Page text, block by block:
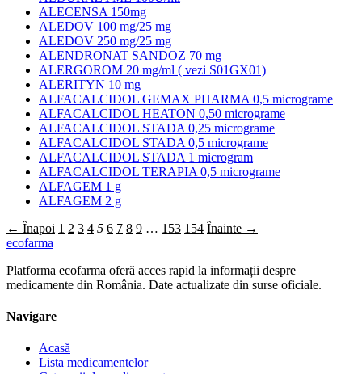
ALECENSA 150mg
ALEDOV 100 mg/25 mg
ALEDOV 250 mg/25 mg
ALENDRONAT SANDOZ 70 mg
ALERGOROM 20 mg/ml ( vezi S01GX01)
ALERITYN 10 mg
ALFACALCIDOL GEMAX PHARMA 0,5 micrograme
ALFACALCIDOL HEATON 0,50 micrograme
ALFACALCIDOL STADA 0,25 micrograme
ALFACALCIDOL STADA 0,5 micrograme
ALFACALCIDOL STADA 1 microgram
ALFACALCIDOL TERAPIA 0,5 micrograme
ALFAGEM 1 g
ALFAGEM 2 g
← Înapoi 1 2 3 4 5 6 7 8 9 … 153 154 Înainte →
ecofarma
Platforma ecofarma oferă acces rapid la informații despre
medicamente din România. Date actualizate din surse oficiale.
Navigare
Acasă
Lista medicamentelor